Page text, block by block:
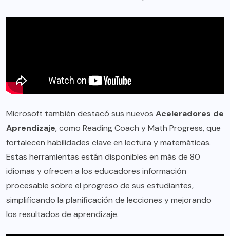
Microsoft también destacó sus nuevos Aceleradores de
Aprendizaje, como Reading Coach y Math Progress, que
fortalecen habilidades clave en lectura y matemáticas.
Estas herramientas están disponibles en más de 80
idiomas y ofrecen a los educadores información
procesable sobre el progreso de sus estudiantes,
simplificando la planificación de lecciones y mejorando
los resultados de aprendizaje.